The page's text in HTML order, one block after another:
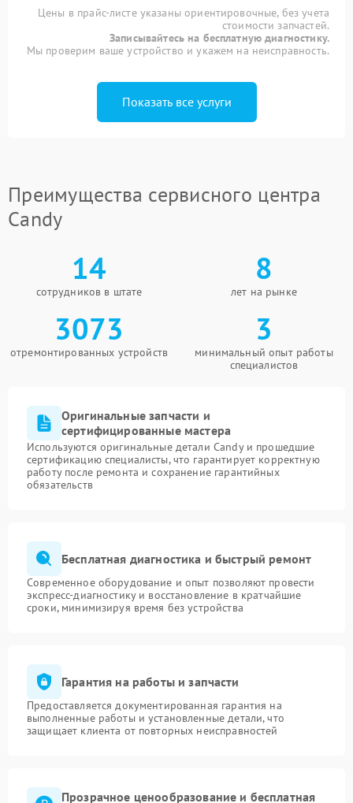
Цены в прайс-листе указаны ориентировочные, без учета
стоимости запчастей.
Записывайтесь на бесплатную диагностику.
Мы проверим ваше устройство и укажем на неисправность.
Показать все услуги
Преимущества сервисного центра
Candy
14
сотрудников в штате
8
лет на рынке
3073
отремонтированных устройств
3
минимальный опыт работы
специалистов
Оригинальные запчасти и
сертифицированные мастера
Используются оригинальные детали Candy и прошедшие
сертификацию специалисты, что гарантирует корректную
работу после ремонта и сохранение гарантийных
обязательств
Бесплатная диагностика и быстрый ремонт
Современное оборудование и опыт позволяют провести
экспресс-диагностику и восстановление в кратчайшие
сроки, минимизируя время без устройства
Гарантия на работы и запчасти
Предоставляется документированная гарантия на
выполненные работы и установленные детали, что
защищает клиента от повторных неисправностей
Прозрачное ценообразование и бесплатная